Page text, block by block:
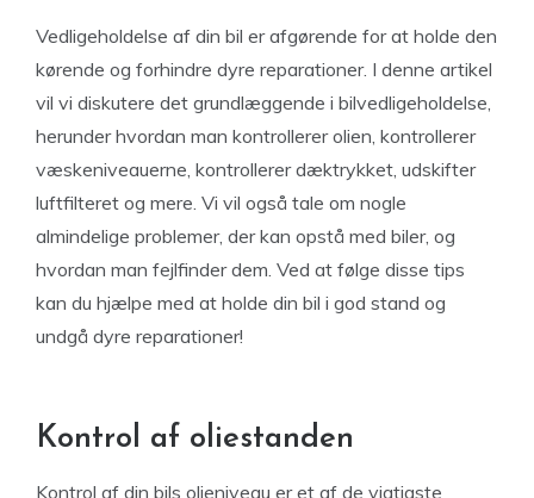
Vedligeholdelse af din bil er afgørende for at holde den
kørende og forhindre dyre reparationer. I denne artikel
vil vi diskutere det grundlæggende i bilvedligeholdelse,
herunder hvordan man kontrollerer olien, kontrollerer
væskeniveauerne, kontrollerer dæktrykket, udskifter
luftfilteret og mere. Vi vil også tale om nogle
almindelige problemer, der kan opstå med biler, og
hvordan man fejlfinder dem. Ved at følge disse tips
kan du hjælpe med at holde din bil i god stand og
undgå dyre reparationer!
Kontrol af oliestanden
Kontrol af din bils olieniveau er et af de vigtigste